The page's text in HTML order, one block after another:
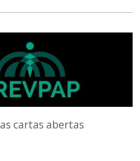
cartas abertas